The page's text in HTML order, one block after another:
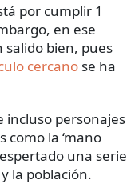
por cumplir 1
en ese
salido bien, pues
cercano se ha
incluso personajes
la ‘mano
una serie
la población.